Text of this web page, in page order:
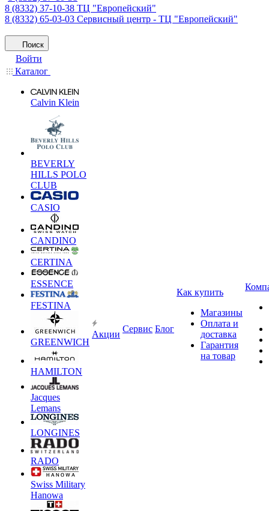
8 (8332) 37-10-38 ТЦ "Европейский"
8 (8332) 65-03-03 Сервисный центр - ТЦ "Европейский"
Поиск
Войти
Каталог
Calvin Klein
BEVERLY
HILLS POLO
CLUB
CASIO
CANDINO
CERTINA
ESSENCE
FESTINA
GREENWICH
HAMILTON
Jacques
Lemans
LONGINES
RADO
Swiss Military
Hanowa
Акции
Сервис Блог
Как купить
Магазины
Оплата и
доставка
Гарантия
на товар